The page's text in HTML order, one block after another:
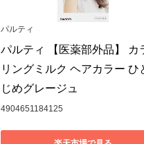
パルティ
パルティ 【医薬部外品】 カ
リングミルク ヘアカラー ひ
じめグレージュ
4904651184125